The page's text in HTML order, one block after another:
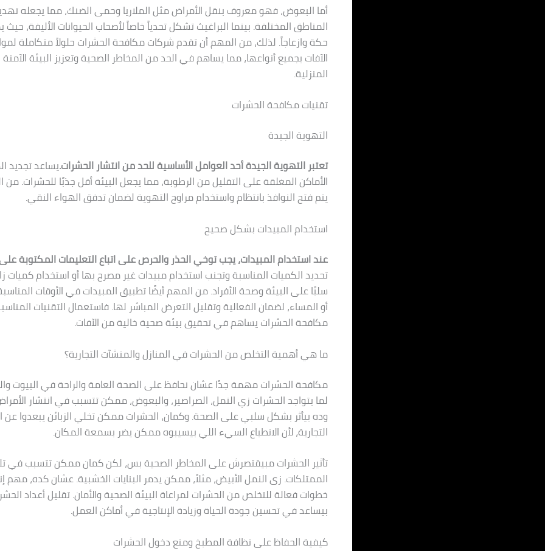
أما البعوض، فهو معروف بنقل الأمراض مثل الملاريا وحمى الضنك، مما يجعله
المناطق المختلفة. بينما البراغيث تشكل تحدياً خاصاً لأصحاب الحيوانات الأليفة،
حكة وازعاجاً. لذلك، من المهم أن تقدم شركات مكافحة الحشرات حلولاً متكاملة
الآفات بجميع أنواعها، مما يساهم في الحد من المخاطر الصحية وتعزيز البيئة الآمنة
المنزلية.
تقنيات مكافحة الحشرات
التهوية الجيدة
تعتبر التهوية الجيدة أحد العوامل الأساسية للحد من انتشار الحشرات.يساعد تجديد
الأماكن المغلقة على التقليل من الرطوبة، مما يجعل البيئة أقل جذبًا للحشرات. من
يتم فتح النوافذ بانتظام واستخدام مراوح التهوية لضمان تدفق الهواء النقي.
استخدام المبيدات بشكل صحيح
عند استخدام المبيدات، يجب توخي الحذر والحرص على اتباع التعليمات المكتوبة
تحديد الكميات المناسبة وتجنب استخدام مبيدات غير مصرح بها أو استخدام كميات
سلبًا على البيئة وصحة الأفراد. من المهم أيضًا تطبيق المبيدات في الأوقات
أو المساء، لضمان الفعالية وتقليل التعرض المباشر لها. فاستعمال التقنيات
مكافحة الحشرات يساهم في تحقيق بيئة صحية خالية من الآفات.
ما هي أهمية التخلص من الحشرات في المنازل والمنشآت التجارية؟
مكافحة الحشرات مهمة جدًا عشان نحافظ على الصحة العامة والراحة في البيوت
لما بتواجد الحشرات زي النمل، الصراصير، والبعوض، ممكن تتسبب في انتشار
وده بيأثر بشكل سلبي على الصحة. وكمان، الحشرات ممكن تخلي الزبائن يبعدوا عن
التجارية، لأن الانطباع السيء اللي بيسيبوه ممكن يضر بسمعة المكان.
تأثير الحشرات مبيقتصرش على المخاطر الصحية بس، لكن كمان ممكن تتسبب في
الممتلكات. زى النمل الأبيض، مثلاً، ممكن يدمر البنايات الخشبية. عشان كده، مهم
خطوات فعالة للتخلص من الحشرات لمراعاة البيئة الصحية والأمان. تقليل أعداد
بيساعد في تحسين جودة الحياة وزيادة الإنتاجية في أماكن العمل.
كيفية الحفاظ على نظافة المطبخ ومنع دخول الحشرات